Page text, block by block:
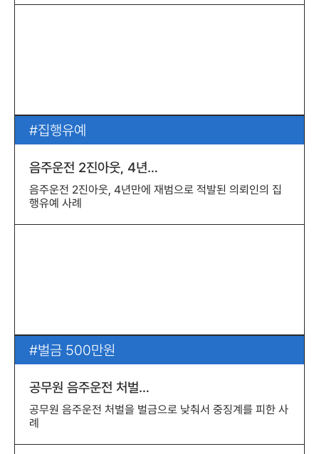
집행유예
음주운전 2진아웃, 4년…
음주운전 2진아웃, 4년만에 재범으로 적발된 의뢰인의 집
행유예 사례
벌금 500만원
공무원 음주운전 처벌…
공무원 음주운전 처벌을 벌금으로 낮춰서 중징계를 피한 사
례